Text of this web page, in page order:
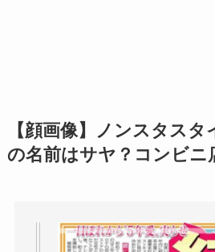
【顔画像】ノンスタス
の名前はサヤ？コンビニ